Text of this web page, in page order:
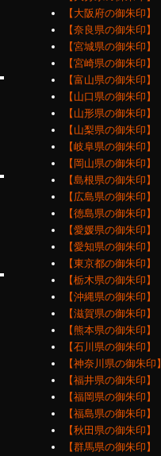
【大阪府の御朱印】
【奈良県の御朱印】
【宮城県の御朱印】
【宮崎県の御朱印】
【富山県の御朱印】
【山口県の御朱印】
【山形県の御朱印】
【山梨県の御朱印】
【岐阜県の御朱印】
【岡山県の御朱印】
【島根県の御朱印】
【広島県の御朱印】
【徳島県の御朱印】
【愛媛県の御朱印】
【愛知県の御朱印】
【東京都の御朱印】
【栃木県の御朱印】
【沖縄県の御朱印】
【滋賀県の御朱印】
【熊本県の御朱印】
【石川県の御朱印】
【神奈川県の御朱印】
【福井県の御朱印】
【福岡県の御朱印】
【福島県の御朱印】
【秋田県の御朱印】
【群馬県の御朱印】